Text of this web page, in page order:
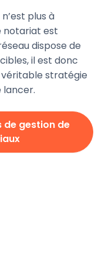
plus à
notariat est
dispose de
il est donc
stratégie
lancer.
de gestion de